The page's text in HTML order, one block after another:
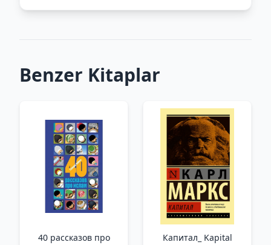
Benzer Kitaplar
40 рассказов про
Капитал_ Kapital